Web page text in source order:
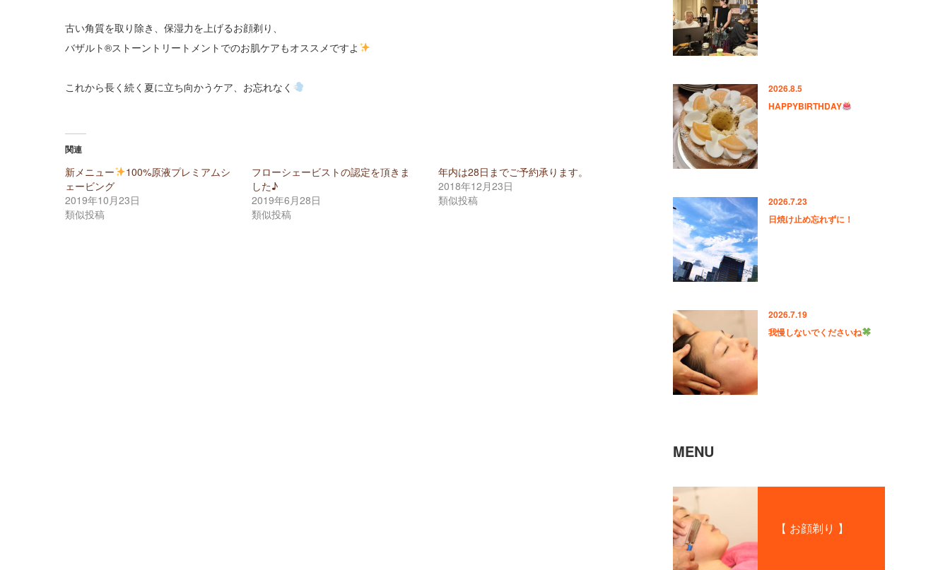
古い角質を取り除き、保湿力を上げるお顔剃り、
バザルト®ストーントリートメントでのお肌ケアもオススメですよ
これから長く続く夏に立ち向かうケア、お忘れなく
関連
新メニュー
100%原液プレミアムシ
ェービング
2019年10月23日
類似投稿
フローシェービストの認定を頂きま
した♪
2019年6月28日
類似投稿
年内は28日までご予約承ります。
2018年12月23日
類似投稿
2026.8.5
HAPPYBIRTHDAY
2026.7.23
日焼け止め忘れずに！
2026.7.19
我慢しないでくださいね
MENU
【 お顔剃り 】